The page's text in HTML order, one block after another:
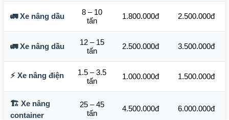
🚛 Xe nâng dầu
8 – 10
tấn
1.800.000đ 2.500.000đ
🚛 Xe nâng dầu
12 – 15
tấn
2.500.000đ 3.500.000đ
⚡ Xe nâng điện
1.5 – 3.5
tấn
1.000.000đ 1.500.000đ
🏗️ Xe nâng
container
25 – 45
tấn
4.500.000đ 6.000.000đ